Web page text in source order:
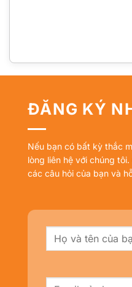
ĐĂNG KÝ
Nếu bạn có bất kỳ thắc
lòng liên hệ với chúng
các câu hỏi của bạn và